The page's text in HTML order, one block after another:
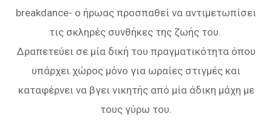
breakdance- ο ήρωας προσπαθεί να αντιμετωπίσει
τις σκληρές συνθήκες της ζωής του.
Δραπετεύει σε μία δική του πραγματικότητα όπου
υπάρχει χώρος μόνο για ωραίες στιγμές και
καταφέρνει να βγει νικητής από μία άδικη μάχη με
τους γύρω του.